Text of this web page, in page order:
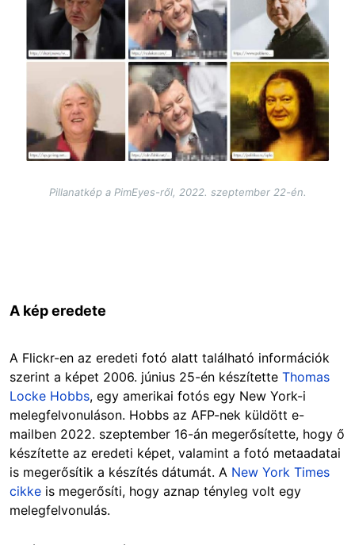
Pillanatkép a PimEyes-ről, 2022. szeptember 22-én.
A kép eredete
A Flickr-en az eredeti fotó alatt található információk
szerint a képet 2006. június 25-én készítette Thomas
Locke Hobbs, egy amerikai fotós egy New York-i
melegfelvonuláson. Hobbs az AFP-nek küldött e-
mailben 2022. szeptember 16-án megerősítette, hogy ő
készítette az eredeti képet, valamint a fotó metaadatai
is megerősítik a készítés dátumát. A New York Times
cikke is megerősíti, hogy aznap tényleg volt egy
melegfelvonulás.